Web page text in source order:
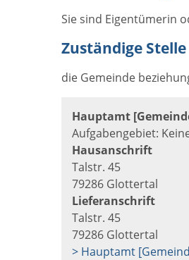
Sie sind Eigentümerin
Zuständige Stelle
die Gemeinde
Hauptamt
Aufgabengebiet:
Hausanschrift
Talstr. 45
79286 Glottertal
Lieferanschrift
Talstr. 45
79286 Glottertal
> Hauptamt